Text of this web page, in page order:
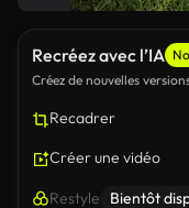
Recréez avec l’IA
Créez de nouvelles
Recadrer
Créer une vidéo
Restyle Bientôt